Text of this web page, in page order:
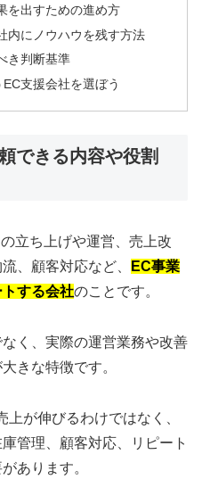
を出すための進め方
内にノウハウを残す方法
き判断基準
支援会社を選ぼう
できる内容や役割
立ち上げや運営、売上改
、顧客対応など、
EC事業
する会社のことです。
く、実際の運営業務や改善
きな特徴です。
が伸びるわけではなく、
管理、顧客対応、リピート
あります。